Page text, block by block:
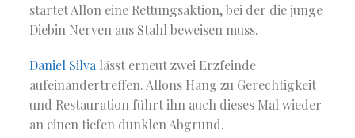
startet Allon eine Rettungsaktion, bei der die junge
Diebin Nerven aus Stahl beweisen muss.
Daniel Silva lässt erneut zwei Erzfeinde
aufeinandertreffen. Allons Hang zu Gerechtigkeit
und Restauration führt ihn auch dieses Mal wieder
an einen tiefen dunklen Abgrund.